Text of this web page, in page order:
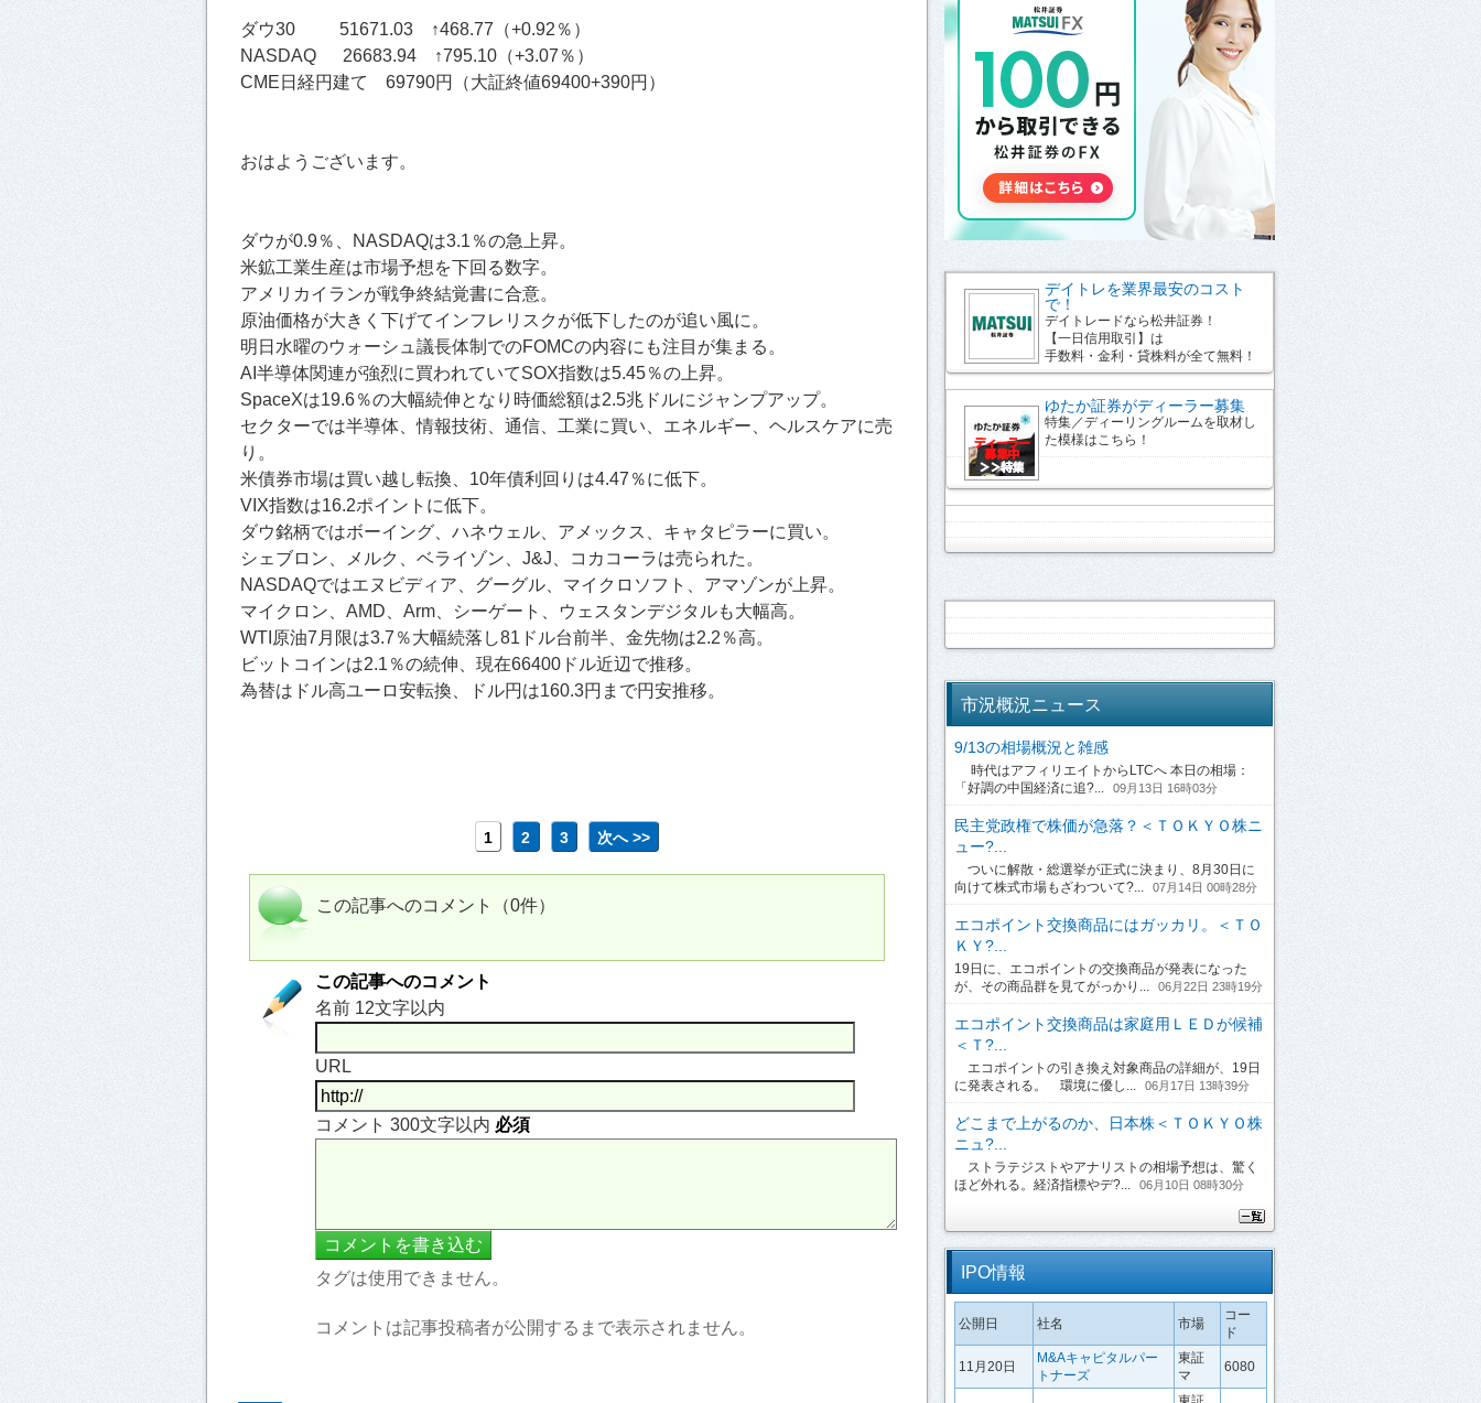
ダウ30 51671.03 ↑468.77（+0.92％）
NASDAQ 26683.94 ↑795.10（+3.07％）
CME日経円建て 69790円（大証終値69400+390円）
おはようございます。
ダウが0.9％、NASDAQは3.1％の急上昇。
米鉱工業生産は市場予想を下回る数字。
アメリカイランが戦争終結覚書に合意。
原油価格が大きく下げてインフレリスクが低下したのが追い風に。
明日水曜のウォーシュ議長体制でのFOMCの内容にも注目が集まる。
AI半導体関連が強烈に買われていてSOX指数は5.45％の上昇。
SpaceXは19.6％の大幅続伸となり時価総額は2.5兆ドルにジャンプアップ。
セクターでは半導体、情報技術、通信、工業に買い、エネルギー、ヘルスケアに売
り。
米債券市場は買い越し転換、10年債利回りは4.47％に低下。
VIX指数は16.2ポイントに低下。
ダウ銘柄ではボーイング、ハネウェル、アメックス、キャタピラーに買い。
シェブロン、メルク、ベライゾン、J&J、コカコーラは売られた。
NASDAQではエヌビディア、グーグル、マイクロソフト、アマゾンが上昇。
マイクロン、AMD、Arm、シーゲート、ウェスタンデジタルも大幅高。
WTI原油7月限は3.7％大幅続落し81ドル台前半、金先物は2.2％高。
ビットコインは2.1％の続伸、現在66400ドル近辺で推移。
為替はドル高ユーロ安転換、ドル円は160.3円まで円安推移。
1 2 3 次へ >>
この記事へのコメント（0件）
この記事へのコメント
名前 12文字以内
URL
コメント 300文字以内 必須
タグは使用できません。
コメントは記事投稿者が公開するまで表示されません。
デイトレを業界最安のコスト
で！
デイトレードなら松井証券！
【一日信用取引】は
手数料・金利・貸株料が全て無料！
ゆたか証券がディーラー募集
特集／ディーリングルームを取材し
た模様はこちら！
市況概況ニュース
9/13の相場概況と雑感
時代はアフィリエイトからLTCへ 本日の相場：
「好調の中国経済に追?...
09月13日 16時03分
民主党政権で株価が急落？＜ＴＯＫＹＯ株ニ
ュー?...
ついに解散・総選挙が正式に決まり、8月30日に
向けて株式市場もざわついて?...
07月14日 00時28分
エコポイント交換商品にはガッカリ。＜ＴＯ
ＫＹ?...
19日に、エコポイントの交換商品が発表になった
が、その商品群を見てがっかり...
06月22日 23時19分
エコポイント交換商品は家庭用ＬＥＤが候補
＜Ｔ?...
エコポイントの引き換え対象商品の詳細が、19日
に発表される。 環境に優し...
06月17日 13時39分
どこまで上がるのか、日本株＜ＴＯＫＹＯ株
ニュ?...
ストラテジストやアナリストの相場予想は、驚く
ほど外れる。経済指標やデ?...
06月10日 08時30分
IPO情報
公開日 社名 市場
コー
ド
11月20日
M&Aキャピタルパー
トナーズ
東証
マ
6080